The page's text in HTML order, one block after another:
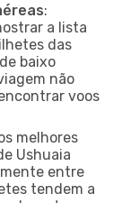
:
a lista
das
baixo
não
voos
melhores
Ushuaia
entre
tendem a